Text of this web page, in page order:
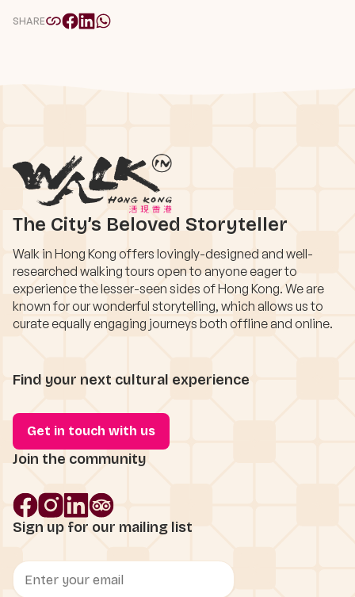
SHARE
The City’s Beloved Storyteller
Walk in Hong Kong offers lovingly-designed and well-
researched walking tours open to anyone eager to
experience the lesser-seen sides of Hong Kong. We are
known for our wonderful storytelling, which allows us to
curate equally engaging journeys both offline and online.
Find your next cultural experience
Get in touch with us
Join the community
Sign up for our mailing list